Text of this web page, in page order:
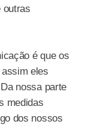
outras
é que os
eles
nossa parte
medidas
dos nossos